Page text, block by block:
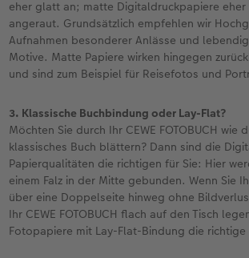
eher glatt an; matte Digitaldruckpapiere
angeraut. Grundsätzlich empfehlen wir
Aufnahmen besonderer Anlässe und
Motive. Matte Papiere wirken hingegen
und sind zum Beispiel für Reisefotos und
3. Klassische Buchbindung oder Lay-Flat?
Möchten Sie durch Ihr CEWE FOTOBUCH wie
klassisches Buch blättern? Dann sind die
Papierqualitäten die richtigen für Sie: Hier
einem Falz in der Mitte gebunden. Wenn Sie
über eine Doppelseite hinweg ohne
Ihr CEWE FOTOBUCH flach auf den Tisch
Fotopapiere mit Lay-Flat-Bindung die richtige